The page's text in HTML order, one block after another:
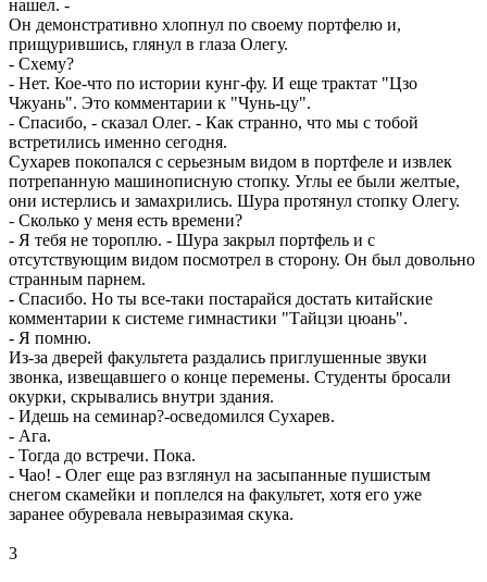
нашел. -
Он демонстративно хлопнул по своему портфелю и,
прищурившись, глянул в глаза Олегу.
- Схему?
- Нет. Кое-что по истории кунг-фу. И еще трактат "Цзо
Чжуань". Это комментарии к "Чунь-цу".
- Спасибо, - сказал Олег. - Как странно, что мы с тобой
встретились именно сегодня.
Сухарев покопался с серьезным видом в портфеле и извлек
потрепанную машинописную стопку. Углы ее были желтые,
они истерлись и замахрились. Шура протянул стопку Олегу.
- Сколько у меня есть времени?
- Я тебя не тороплю. - Шура закрыл портфель и с
отсутствующим видом посмотрел в сторону. Он был довольно
странным парнем.
- Спасибо. Но ты все-таки постарайся достать китайские
комментарии к системе гимнастики "Тайцзи цюань".
- Я помню.
Из-за дверей факультета раздались приглушенные звуки
звонка, извещавшего о конце перемены. Студенты бросали
окурки, скрывались внутри здания.
- Идешь на семинар?-осведомился Сухарев.
- Ага.
- Тогда до встречи. Пока.
- Чао! - Олег еще раз взглянул на засыпанные пушистым
снегом скамейки и поплелся на факультет, хотя его уже
заранее обуревала невыразимая скука.
3